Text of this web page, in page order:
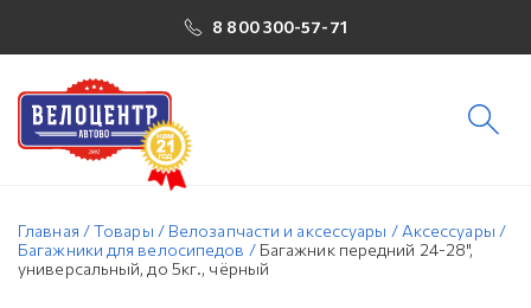
8 800 300-57-71
Главная /Товары / Велозапчасти и аксессуары / Аксессуары /
Багажники для велосипедов / Багажник передний 24-28",
универсальный, до 5кг., чёрный